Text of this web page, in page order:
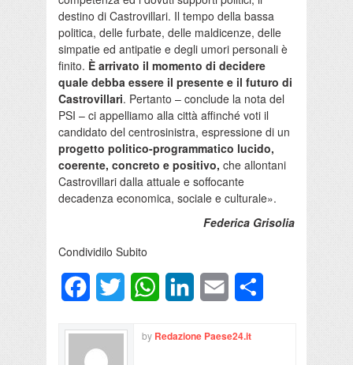
destino di Castrovillari. Il tempo della bassa
politica, delle furbate, delle maldicenze, delle
simpatie ed antipatie e degli umori personali è
finito. È arrivato il momento di decidere
quale debba essere il presente e il futuro di
Castrovillari. Pertanto – conclude la nota del
PSI – ci appelliamo alla città affinché voti il
candidato del centrosinistra, espressione di un
progetto politico-programmatico lucido,
coerente, concreto e positivo, che allontani
Castrovillari dalla attuale e soffocante
decadenza economica, sociale e culturale».
Federica Grisolia
Condividilo Subito
FacebookTwitter WhatsAppLinkedInEmail
by Redazione Paese24.it